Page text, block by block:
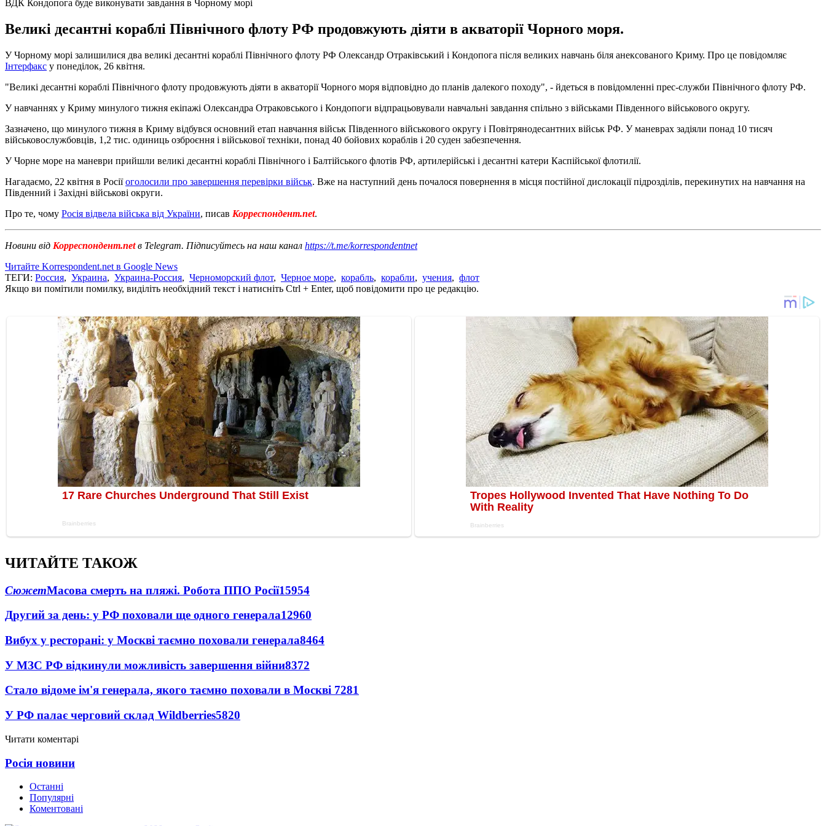
ВДК Кондопога буде виконувати завдання в Чорному морі
Великі десантні кораблі Північного флоту РФ продовжують діяти в акваторії Чорного моря.
У Чорному морі залишилися два великі десантні кораблі Північного флоту РФ Олександр Отраківський і Кондопога після великих навчань біля анексованого Криму. Про це повідомляє
Інтерфакс у понеділок, 26 квітня.
"Великі десантні кораблі Північного флоту продовжують діяти в акваторії Чорного моря відповідно до планів далекого походу", - йдеться в повідомленні прес-служби Північного флоту РФ.
У навчаннях у Криму минулого тижня екіпажі Олександра Отраковського і Кондопоги відпрацьовували навчальні завдання спільно з військами Південного військового округу.
Зазначено, що минулого тижня в Криму відбувся основний етап навчання військ Південного військового округу і Повітрянодесантних військ РФ. У маневрах задіяли понад 10 тисяч
військовослужбовців, 1,2 тис. одиниць озброєння і військової техніки, понад 40 бойових кораблів і 20 суден забезпечення.
У Чорне море на маневри прийшли великі десантні кораблі Північного і Балтійського флотів РФ, артилерійські і десантні катери Каспійської флотилії.
Нагадаємо, 22 квітня в Росіїоголосили про завершення перевірки військ. Вже на наступний день почалося повернення в місця постійної дислокації підрозділів, перекинутих на навчання на
Південний і Західні військові округи.
Про те, чому Росія відвела війська від України, писав Корреспондент.net.
Новини від Корреспондент.netв Telegram. Підписуйтесь на наш канал https://t.me/korrespondentnet
Читайте Korrespondent.net в Google News
ТЕГИ: Россия, Украина, Украина-Россия, Черноморский флот, Черное море, корабль, корабли, учения, флот
Якщо ви помітили помилку, виділіть необхідний текст і натисніть Ctrl + Enter, щоб повідомити про це редакцію.
ЧИТАЙТЕ ТАКОЖ
СюжетМасова смерть на пляжі. Робота ППО Росії15954
Другий за день: у РФ поховали ще одного генерала12960
Вибух у ресторані: у Москві таємно поховали генерала8464
У МЗС РФ відкинули можливість завершення війни8372
Стало відоме ім'я генерала, якого таємно поховали в Москві 7281
У РФ палає черговий склад Wildberries5820
Читати коментарі
Росія новини
Останні
Популярні
Коментовані